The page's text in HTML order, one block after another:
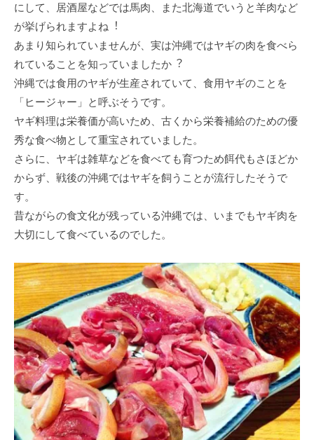
にして、居酒屋などでは⾺⾁、また北海道でいうと⽺⾁など
が挙げられますよね︕
あまり知られていませんが、実は沖縄ではヤギの⾁を⾷べら
れていることを知っていましたか︖
沖縄では⾷⽤のヤギが⽣産されていて、⾷⽤ヤギのことを
「ヒージャー」と呼ぶそうです。
ヤギ料理は栄養価が⾼いため、古くから栄養補給のための優
秀な⾷べ物として重宝されていました。
さらに、ヤギは雑草などを⾷べても育つため餌代もさほどか
からず、戦後の沖縄ではヤギを飼うことが流⾏したそうで
す。
昔ながらの⾷⽂化が残っている沖縄では、いまでもヤギ⾁を
⼤切にして⾷べているのでした。